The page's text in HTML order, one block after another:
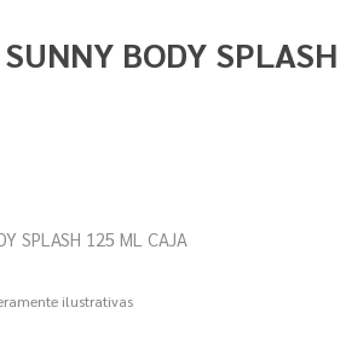
BODY
SPLASH 125 ML CAJA
ilustrativas